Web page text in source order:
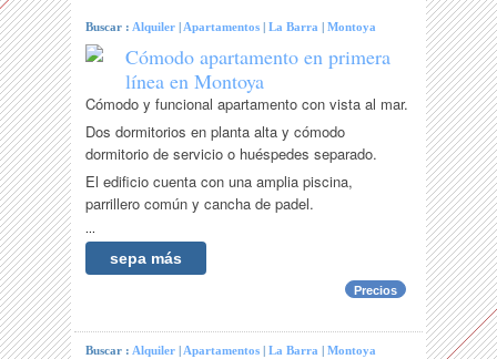
Buscar : Alquiler | Apartamentos |La Barra |Montoya
Cómodo apartamento en primera
línea en Montoya
Cómodo y funcional apartamento con vista al mar.
Dos dormitorios en planta alta y cómodo
dormitorio de servicio o huéspedes separado.
El edificio cuenta con una amplia piscina,
parrillero común y cancha de padel.
...
sepa más
Precios
Buscar : Alquiler | Apartamentos |La Barra |Montoya